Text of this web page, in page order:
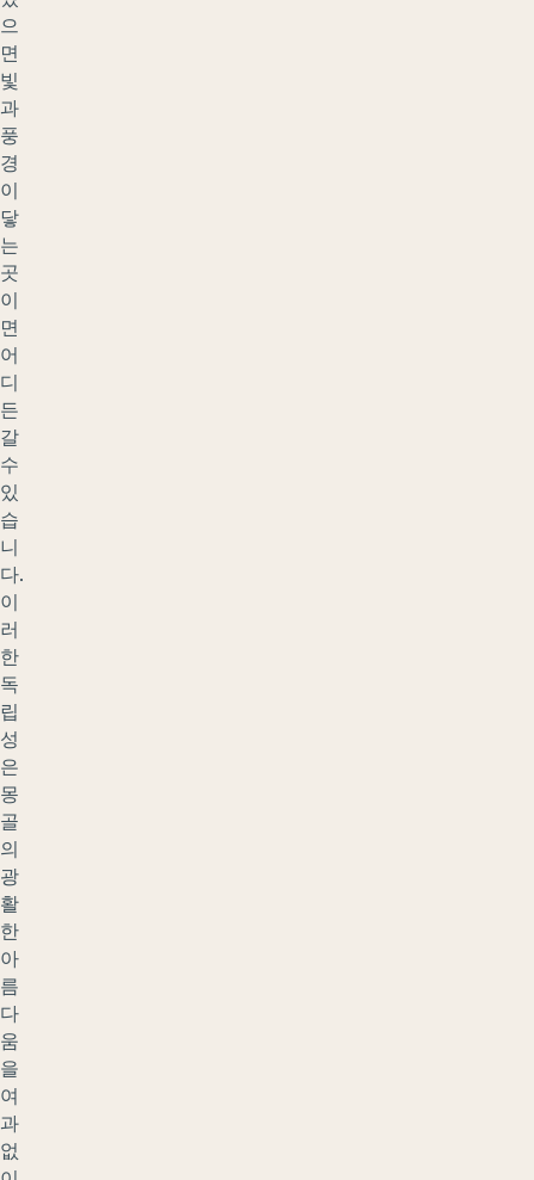
으
면
빛
과
풍
경
이
닿
는
곳
이
면
어
디
든
갈
수
있
습
니
다.
이
러
한
독
립
성
은
몽
골
의
광
활
한
아
름
다
움
을
여
과
없